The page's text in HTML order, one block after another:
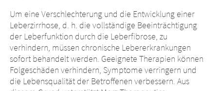
Um eine Verschlechterung und die Entwicklung einer
Leberzirrhose, d. h. die vollständige Beeinträchtigung
der Leberfunktion durch die Leberfibrose, zu
verhindern, müssen chronische Lebererkrankungen
sofort behandelt werden. Geeignete Therapien können
Folgeschäden verhindern, Symptome verringern und
die Lebensqualität der Betroffenen verbessern. Aus